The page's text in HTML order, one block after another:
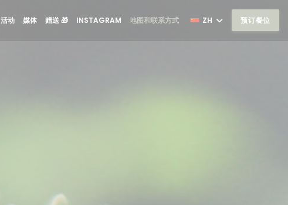
活动 媒体 赠送 🎁((在新窗口中打开))
INSTAGRAM ((在新窗口中打开))
地图和联系方式 ZH 预订餐位